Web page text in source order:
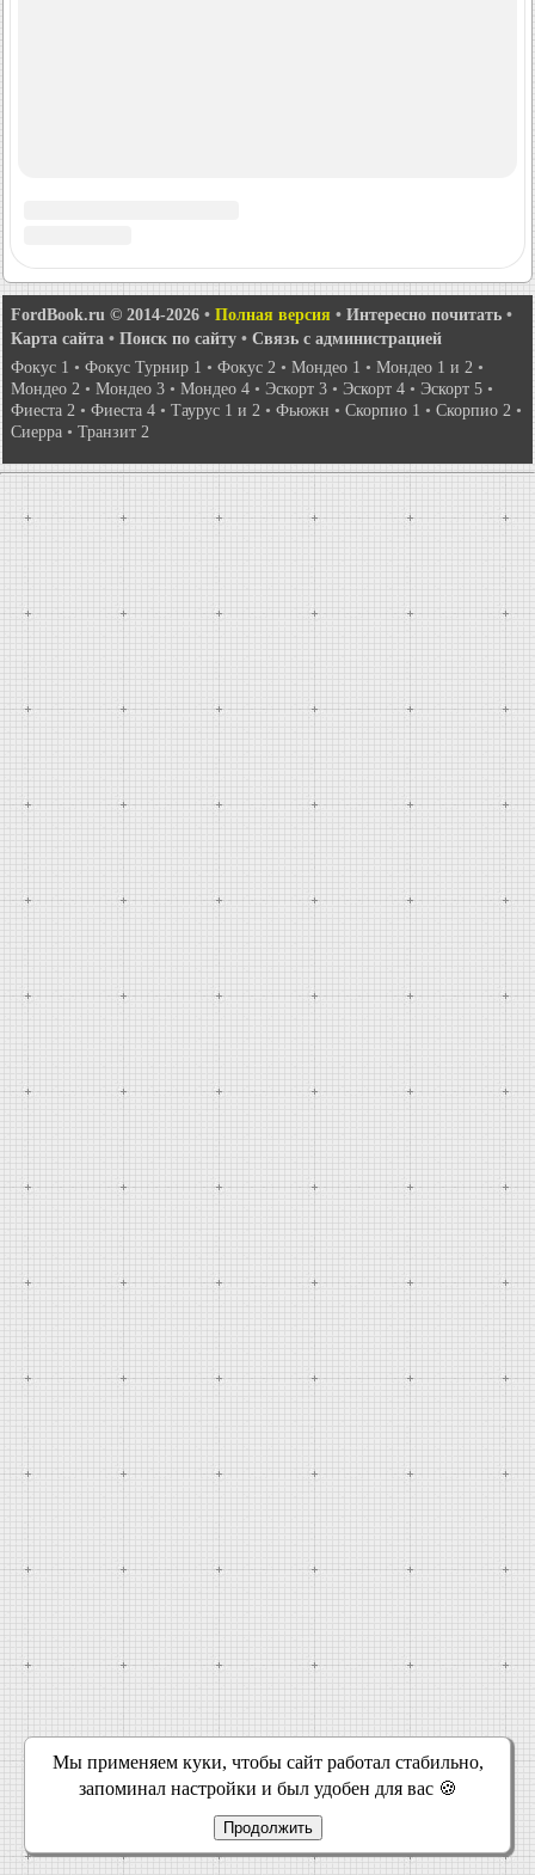
Мы применяем куки, чтобы сайт работал стабильно,
запоминал настройки и был удобен для вас 🍪
Продолжить